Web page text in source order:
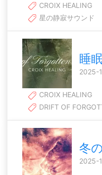
CROIX HEALING
星の静寂サウンド
睡
2025-
CROIX HEALING
DRIFT OF
冬
2025-